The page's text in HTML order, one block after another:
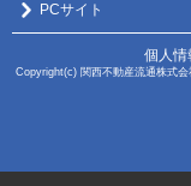
PCサイト
個人情
Copyright(c) 関西不動産